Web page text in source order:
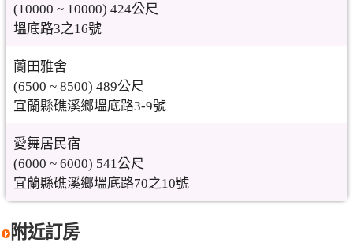
(10000 ~ 10000) 424公尺
塭底路3之16號
蘭田雅舍
(6500 ~ 8500) 489公尺
宜蘭縣礁溪鄉塭底路3-9號
愛舞居民宿
(6000 ~ 6000) 541公尺
宜蘭縣礁溪鄉塭底路70之10號
附近訂房